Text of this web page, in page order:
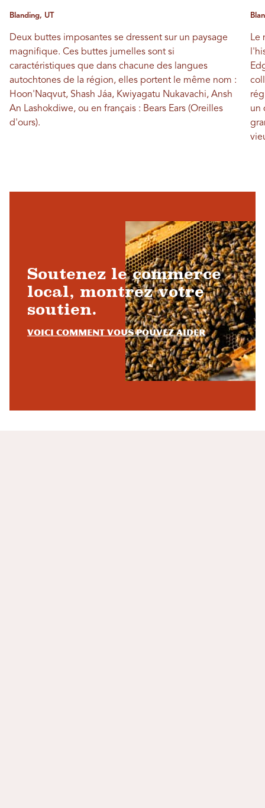
Blanding, UT
Deux buttes imposantes se dressent sur un paysage
magnifique. Ces buttes jumelles sont si
caractéristiques que dans chacune des langues
autochtones de la région, elles portent le même nom :
Hoon'Naqvut, Shash Jáa, Kwiyagatu Nukavachi, Ansh
An Lashokdiwe, ou en français : Bears Ears (Oreilles
d'ours).
Le
un
Soutenez le commerce
local, montrez votre
soutien.
Voici comment vous pouvez aider